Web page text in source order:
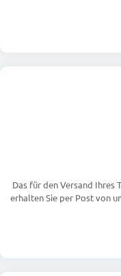
Das für den Versand Ihres
erhalten Sie per Post von